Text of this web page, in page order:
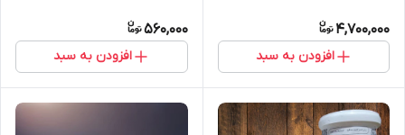
4,700,000
افزودن به سبد
560,000
افزودن به سبد